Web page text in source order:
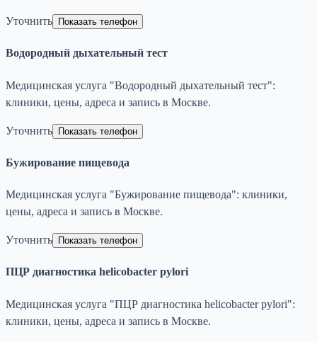
Уточнить Показать телефон
Водородный дыхательный тест
Медицинская услуга "Водородный дыхательный тест":
клиники, цены, адреса и запись в Москве.
Уточнить Показать телефон
Бужирование пищевода
Медицинская услуга "Бужирование пищевода": клиники,
цены, адреса и запись в Москве.
Уточнить Показать телефон
ПЦР диагностика helicobacter pylori
Медицинская услуга "ПЦР диагностика helicobacter pylori":
клиники, цены, адреса и запись в Москве.